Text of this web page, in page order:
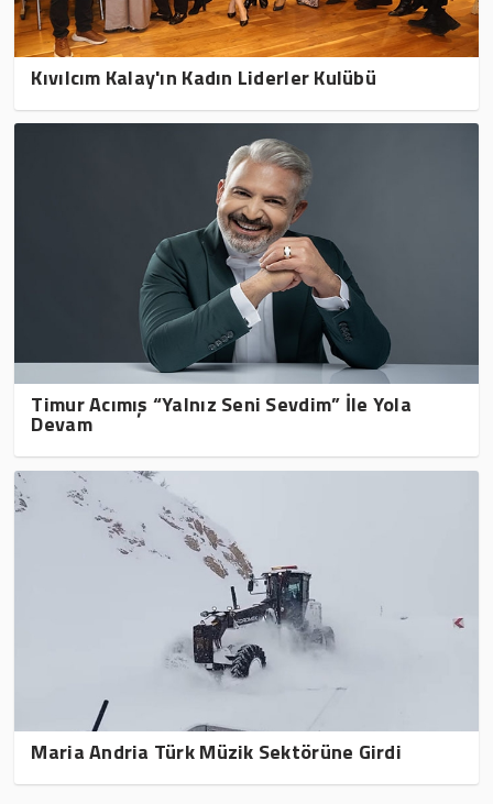
Kıvılcım Kalay'ın Kadın Liderler Kulübü
Timur Acımış “Yalnız Seni Sevdim” İle Yola
Devam
Maria Andria Türk Müzik Sektörüne Girdi